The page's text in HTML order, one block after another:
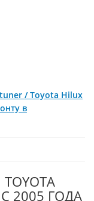
/ Toyota Hilux
в
С 2005 ГОДА